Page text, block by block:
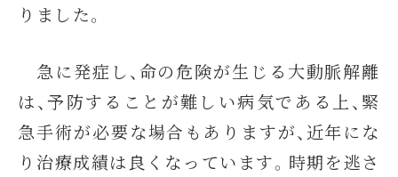
りました。
急に発症し、命の危険が生じる大動脈解離
は、予防することが難しい病気である上、緊
急手術が必要な場合もありますが、近年にな
り治療成績は良くなっています。時期を逃さ